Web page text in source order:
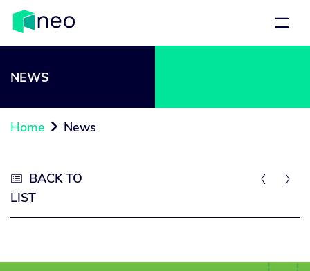
NEWS
Home  News

BACK TO
LIST
 